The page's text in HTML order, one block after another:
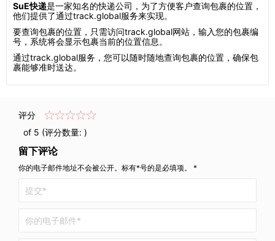
SuE快递是一家知名的快递公司，为了方便客户查询包裹的位置，
他们提供了通过track.global服务来实现。
要查询包裹的位置，只需访问track.global网站，输入您的包裹编
号，系统将会显示包裹当前的位置信息。
通过track.global服务，您可以随时随地查询包裹的位置，确保包
裹能够准时送达。
评分
of 5 (评分数量: )
留下评论
你的电子邮件地址不会被公开。标有*号的是必填项。 *